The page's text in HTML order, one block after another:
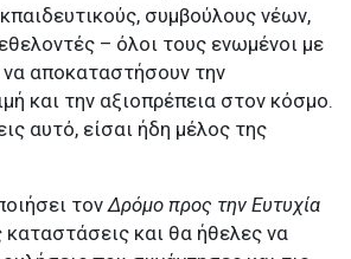
συμβούλους νέων,
– όλοι τους ενωμένοι με
αποκαταστήσουν την
και την αξιοπρέπεια στον κόσμο.
αυτό, είσαι ήδη μέλος της
τον Δρόμο προς την Ευτυχία
καταστάσεις και θα ήθελες να